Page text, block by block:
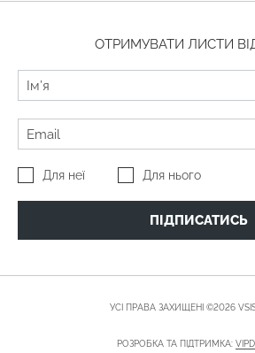
ОТРИМУВАТИ ЛИСТИ
Для неї Для нього
ПІДПИСАТИСЬ
УСІ ПРАВА ЗАХИЩЕНІ ©2026
РОЗРОБКА ТА ПІДТРИМКА: